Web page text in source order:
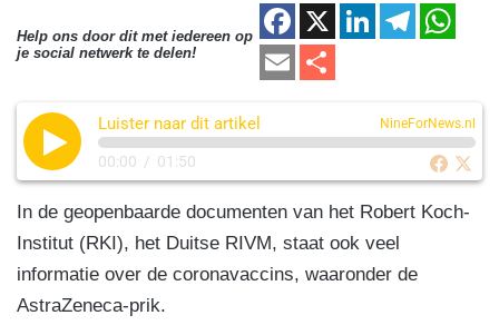
Help ons door dit met iedereen op
je social netwerk te delen!
F
a
c
e
o
o
k
X
Li
e
n
T
gr
a
m
s
A
p
E
aile
Luister naar dit artikel NineForNews.nl
00:00 / 01:50
In de geopenbaarde documenten van het Robert Koch-
Institut (RKI), het Duitse RIVM, staat ook veel
informatie over de coronavaccins, waaronder de
AstraZeneca-prik.